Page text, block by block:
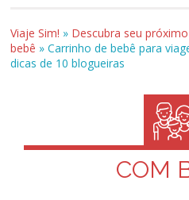
Viaje Sim! » Descubra seu
bebê »Carrinho de bebê para
dicas de 10 blogueiras
COM